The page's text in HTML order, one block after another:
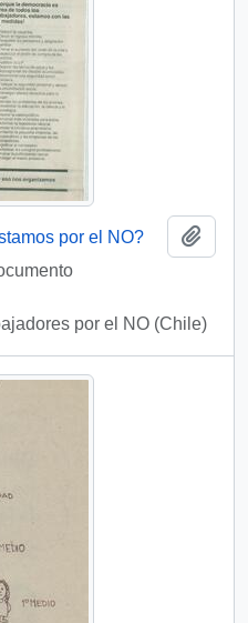
por el NO?
por el NO (Chile)